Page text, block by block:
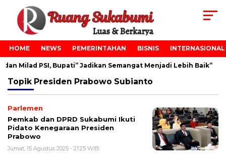
HOME NEWS PEMERINTAHAN BISNIS INTERNASIONAL
Milad PSI, Bupati” Jadikan Semangat Menjadi Lebih Baik”
Topik Presiden Prabowo Subianto
Parlemen
Pemkab dan DPRD Sukabumi Ikuti
Pidato Kenegaraan Presiden
Prabowo
Jumat, 15 Agustus 2025 - 21:25 WIB